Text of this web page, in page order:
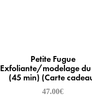
Petite Fugue
Exfoliante/modelage
(45 min) (Carte
47.00€